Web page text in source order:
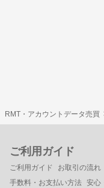
RMT・アカウントデータ売買
ご利用ガイド
ご利用ガイド お取引の流れ
手数料・お支払い方法 安心